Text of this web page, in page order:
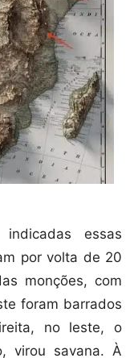
essas
por volta de 20
monções, com
foram barrados
no leste, o
virou savana. À